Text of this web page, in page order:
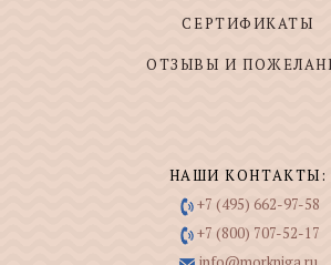
СЕРТИФИКАТЫ
ОТЗЫВЫ И
НАШИ КОНТАКТЫ:
+7 (495) 662-97-58
+7 (800) 707-52-17